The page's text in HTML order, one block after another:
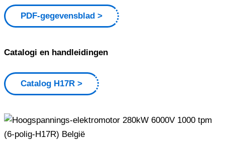
PDF-gegevensblad
Catalogi en handleidingen
Catalog H17R